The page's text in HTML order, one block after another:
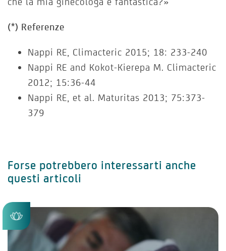
(*) Referenze
Nappi RE, Climacteric 2015; 18: 233-240
Nappi RE and Kokot-Kierepa M. Climacteric
2012; 15:36-44
Nappi RE, et al. Maturitas 2013; 75:373-
379
Forse potrebbero interessarti anche
questi articoli